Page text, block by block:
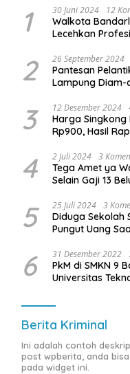
1 30 Juni 2024 12
Walkota
Lecehkan
2 26 September 2024
Pantesan
Lampung
3 12 Desember 2024
Harga
Rp900, Hasil
Lampung
4 2 Juli 2024 3
Tega Amet ya
Selain Gaji 13
Dibayar
5 25 Juli 2024 3
Diduga Sekolah
Pungut Uang
6 31 Desember 2022
PkM di SMKN 9
Universitas
Berita Kriminal
Ini adalah contoh
post wpberita, anda
pada widget ini.